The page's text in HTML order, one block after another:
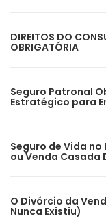
DIREITOS DO
OBRIGATÓRIA
Seguro Patronal
Estratégico para
Seguro de Vida
ou Venda Casada
O Divórcio da
Nunca Existiu)